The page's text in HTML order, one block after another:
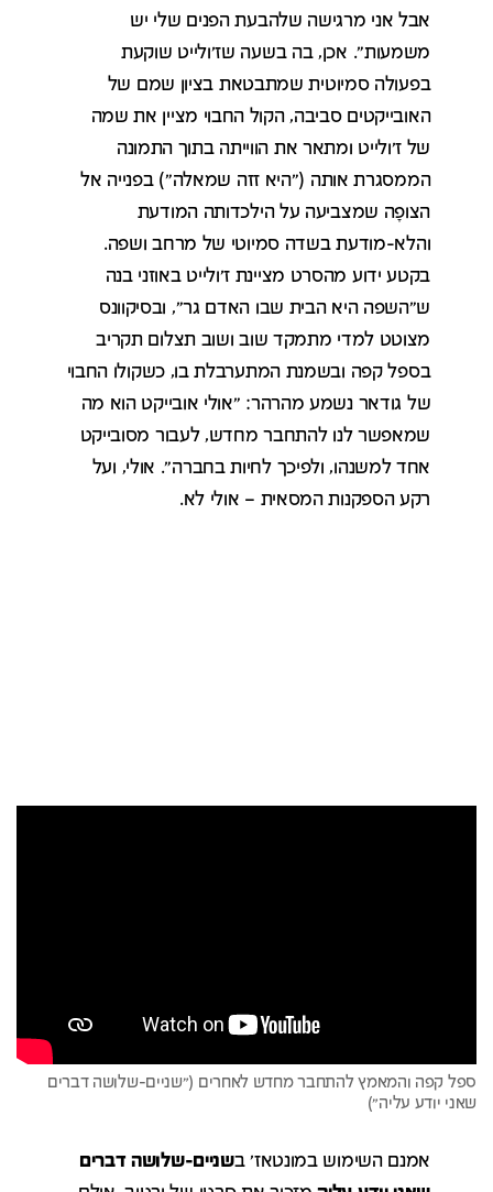
אבל אני מרגישה שלהבעת הפנים שלי יש
משמעות". אכן, בה בשעה שז'ולייט שוקעת
בפעולה סמיוטית שמתבטאת בציון שמם של
האובייקטים סביבה, הקול החבוי מציין את שמה
של ז'ולייט ומתאר את הווייתה בתוך התמונה
הממסגרת אותה ("היא זזה שמאלה") בפנייה אל
הצופָה שמצביעה על הילכדותה המודעת
והלא-מודעת בשדה סמיוטי של מרחב ושפה.
בקטע ידוע מהסרט מציינת ז'ולייט באוזני בנה
ש"השפה היא הבית שבו האדם גר", ובסיקוונס
מצוטט למדי מתמקד שוב ושוב תצלום תקריב
בספל קפה ובשמנת המתערבלת בו, כשקולו החבוי
של גודאר נשמע מהרהר: "אולי אובייקט הוא מה
שמאפשר לנו להתחבר מחדש, לעבור מסובייקט
אחד למשנהו, ולפיכך לחיות בחברה". אולי, ועל
רקע הספקנות המסאית – אולי לא.
ספל קפה והמאמץ להתחבר מחדש לאחרים ("שניים-שלושה דברים
שאני יודע עליה")
אמנם השימוש במונטאז' בשניים-שלושה דברים